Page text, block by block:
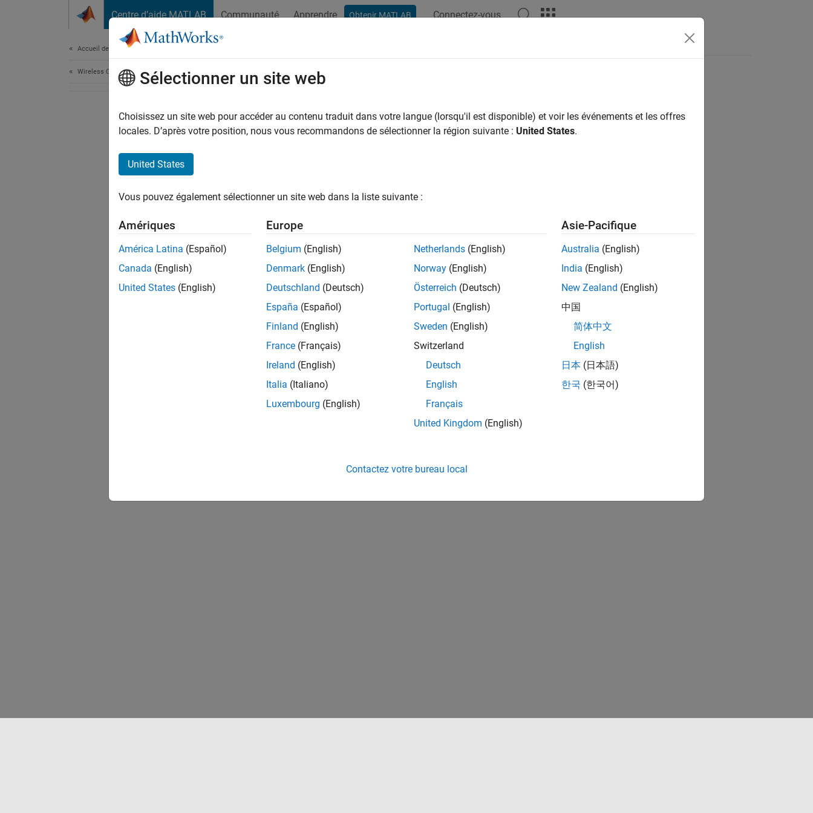
Centre d’aide MATLAB Communauté Apprendre Obtenir MATLAB Connectez-vous
Accueil de la documentation
Wireless Communications
How useful was this information?
Sélectionner un site web
Choisissez un site web pour accéder au contenu traduit dans votre langue (lorsqu'il est disponible) et voir les événements et les offres
locales. D’après votre position, nous vous recommandons de sélectionner la région suivante : United States.
United States
Vous pouvez également sélectionner un site web dans la liste suivante :
Amériques
América Latina (Español)
Canada (English)
United States (English)
Europe
Belgium (English)
Denmark (English)
Deutschland (Deutsch)
España (Español)
Finland (English)
France (Français)
Ireland (English)
Italia (Italiano)
Luxembourg (English)
Netherlands (English)
Norway (English)
Österreich (Deutsch)
Portugal (English)
Sweden (English)
Switzerland
Deutsch
English
Français
United Kingdom (English)
Asie-Pacifique
Australia (English)
India (English)
New Zealand (English)
中国
简体中文
English
日本 (日本語)
한국 (한국어)
Contactez votre bureau local